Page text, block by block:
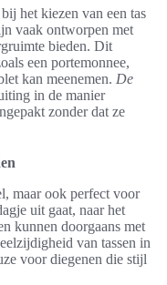
het kiezen van een tas
vaak ontworpen met
bieden. Dit
een portemonnee,
kan meenemen. De
in de manier
zonder dat ze
maar ook perfect voor
uit gaat, naar het
kunnen doorgaans met
van tassen in
voor diegenen die stijl